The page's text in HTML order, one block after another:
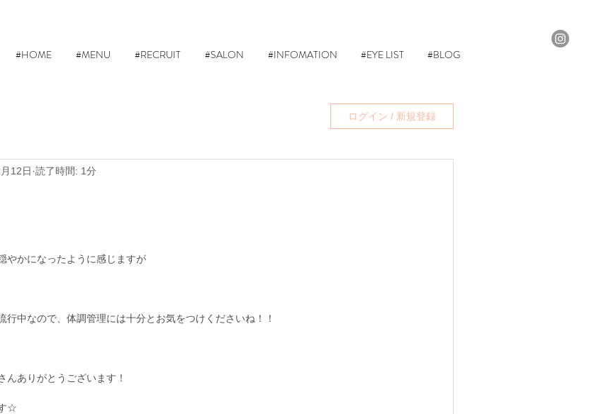
#HOME #MENU #RECRUIT #SALON #INFOMATION #EYE LIST #BLOG
ログイン / 新規登録
12日 読了時間: 1分
やかになったように感じますが
行中なので、体調管理には十分とお気をつけくださいね！！
んありがとうございます！
☆